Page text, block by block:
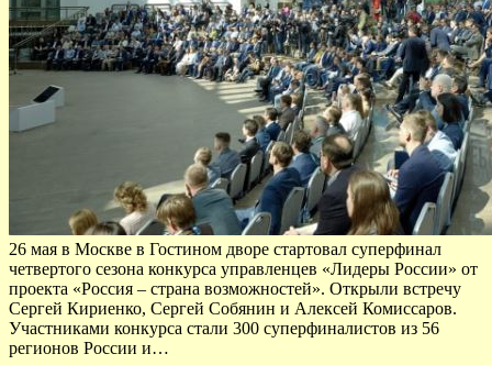
26 мая в Москве в Гостином дворе стартовал суперфинал
четвертого сезона конкурса управленцев «Лидеры России» от
проекта «Россия – страна возможностей». Открыли встречу
Сергей Кириенко, Сергей Собянин и Алексей Комиссаров.
Участниками конкурса стали 300 суперфиналистов из 56
регионов России и…